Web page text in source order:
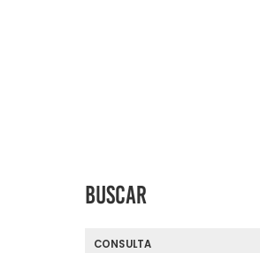
Buscar
CONSULTA